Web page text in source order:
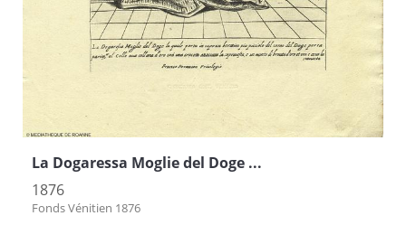
La Dogaressa Moglie del Doge ...
1876
Fonds Vénitien 1876